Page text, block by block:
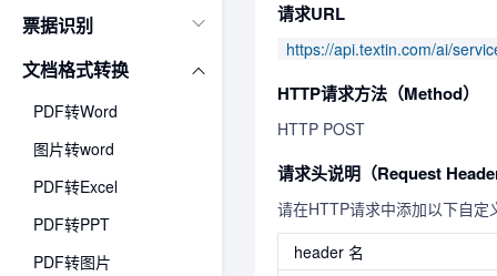
票据识别
文档格式转换
PDF转Word
图片转word
PDF转Excel
PDF转PPT
PDF转图片
请求URL
https://api.textin.com/ai/
HTTP请求方法（Method）
HTTP POST
请求头说明（Request
请在HTTP请求中添加以下自定
header 名